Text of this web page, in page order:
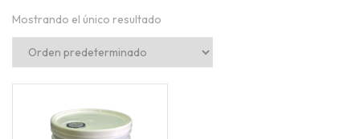
Mostrando el único resultado